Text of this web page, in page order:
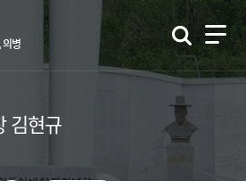
의병
김현규